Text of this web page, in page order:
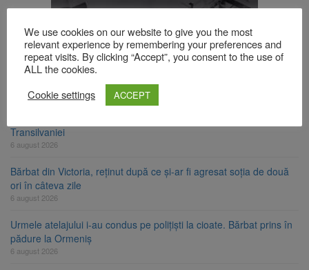
Strategia națională pentru biodiversitate 2026-2030, adoptată de
6 august 2026
Transilvaniei
6 august 2026
Bărbat din Victoria, reținut după ce și-ar fi agresat soția de două
ori în câteva zile
6 august 2026
Urmele atelajului i-au condus pe polițiști la cioate. Bărbat prins în
pădure la Ormeniș
6 august 2026
We use cookies on our website to give you the most
relevant experience by remembering your preferences and
repeat visits. By clicking “Accept”, you consent to the use of
ALL the cookies.
Cookie settings
ACCEPT